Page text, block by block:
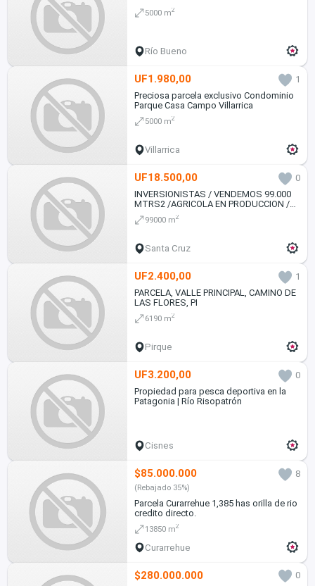
5000 m2
Río Bueno
UF1.980,00
1
Preciosa parcela exclusivo Condominio
Parque Casa Campo Villarrica
5000 m2
Villarrica
UF18.500,00
0
INVERSIONISTAS / VENDEMOS 99.000
MTRS2 /AGRICOLA EN PRODUCCION /
CHILE
99000 m2
Santa Cruz
UF2.400,00
1
PARCELA, VALLE PRINCIPAL, CAMINO DE
LAS FLORES, PI
6190 m2
Pirque
UF3.200,00
0
Propiedad para pesca deportiva en la
Patagonia | Río Risopatrón
Cisnes
$85.000.000 8
(Rebajado 35%)
Parcela Curarrehue 1,385 has orilla de rio
credito directo.
13850 m2
Curarrehue
$280.000.000
0